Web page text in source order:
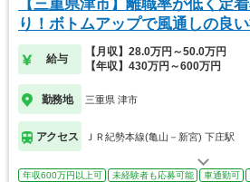
【三重県津市】離職率が低く定
り！ボトムアップで風通しの良
給与
【月収】28.0万円～50.0万円
【年収】430万円～600万円
勤務地 三重県 津市
アクセス ＪＲ紀勢本線(亀山－新宮) 下庄駅
年収600万円以上可 未経験者も応募可能 車通勤可